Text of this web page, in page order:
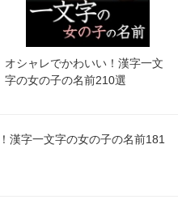
オシャレでかわいい！漢字一文
字の女の子の名前210選
漢字一文字の女の子の名前181